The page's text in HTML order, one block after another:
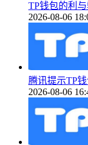
TP钱包的利
2026-08-06
腾讯提示TP
2026-08-06